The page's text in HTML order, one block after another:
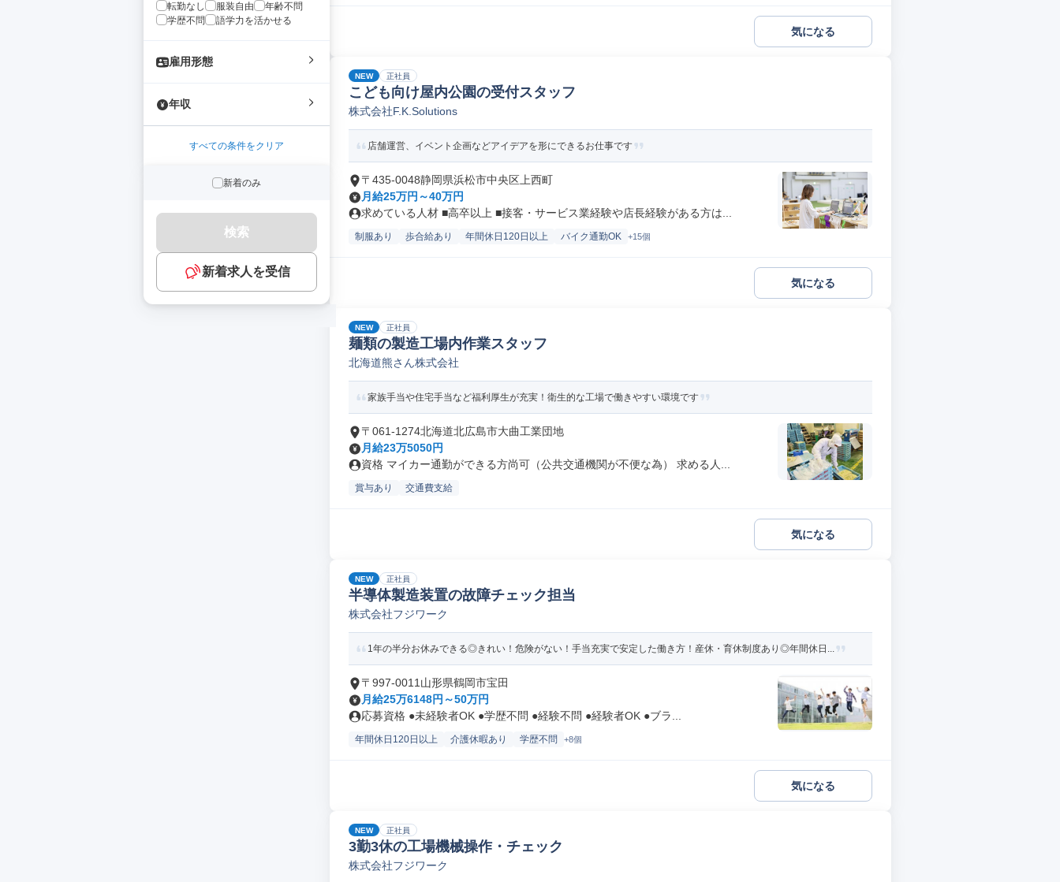
転勤なし
服装自由
年齢不問
学歴不問
語学力を活かせる
雇用形態
年収
すべての条件をクリア
新着のみ
検索
新着求人を受信
気になる
NEW 正社員
こども向け屋内公園の受付スタッフ
株式会社F.K.Solutions
店舗運営、イベント企画などアイデアを形にできるお仕事です
〒435-0048静岡県浜松市中央区上西町
月給25万円～40万円
求めている人材 ■高卒以上 ■接客・サービス業経験や店長経験がある方は...
制服あり 歩合給あり 年間休日120日以上 バイク通勤OK +15個
気になる
NEW 正社員
麺類の製造工場内作業スタッフ
北海道熊さん株式会社
家族手当や住宅手当など福利厚生が充実！衛生的な工場で働きやすい環境です
〒061-1274北海道北広島市大曲工業団地
月給23万5050円
資格 マイカー通勤ができる方尚可（公共交通機関が不便な為） 求める人...
賞与あり 交通費支給
気になる
NEW 正社員
半導体製造装置の故障チェック担当
株式会社フジワーク
1年の半分お休みできる◎きれい！危険がない！手当充実で安定した働き方！産休・育休制度あり◎年間休日...
〒997-0011山形県鶴岡市宝田
月給25万6148円～50万円
応募資格 ●未経験者OK ●学歴不問 ●経験不問 ●経験者OK ●ブラ...
年間休日120日以上 介護休暇あり 学歴不問 +8個
気になる
NEW 正社員
3勤3休の工場機械操作・チェック
株式会社フジワーク